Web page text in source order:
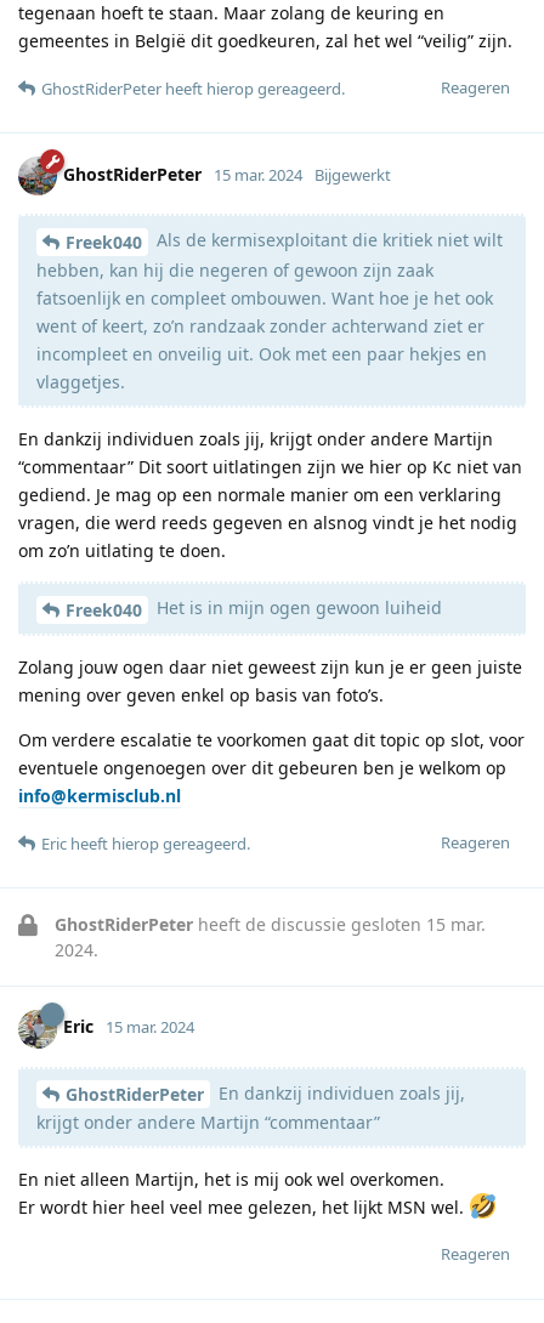
tegenaan hoeft te staan. Maar zolang de keuring en
gemeentes in België dit goedkeuren, zal het wel “veilig” zijn.
Reageren
GhostRiderPeter heeft hierop gereageerd.
GhostRiderPeter 15 mar. 2024 Bijgewerkt
Freek040
Als de kermisexploitant die kritiek niet wilt
hebben, kan hij die negeren of gewoon zijn zaak
fatsoenlijk en compleet ombouwen. Want hoe je het ook
went of keert, zo’n randzaak zonder achterwand ziet er
incompleet en onveilig uit. Ook met een paar hekjes en
vlaggetjes.
En dankzij individuen zoals jij, krijgt onder andere Martijn
“commentaar” Dit soort uitlatingen zijn we hier op Kc niet van
gediend. Je mag op een normale manier om een verklaring
vragen, die werd reeds gegeven en alsnog vindt je het nodig
om zo’n uitlating te doen.
Freek040 Het is in mijn ogen gewoon luiheid
Zolang jouw ogen daar niet geweest zijn kun je er geen juiste
mening over geven enkel op basis van foto’s.
Om verdere escalatie te voorkomen gaat dit topic op slot, voor
eventuele ongenoegen over dit gebeuren ben je welkom op
info@kermisclub.nl
Reageren
Eric heeft hierop gereageerd.
GhostRiderPeter heeft de discussie gesloten 15 mar.
2024.
Eric 15 mar. 2024
GhostRiderPeter
En dankzij individuen zoals jij,
krijgt onder andere Martijn “commentaar”
En niet alleen Martijn, het is mij ook wel overkomen.
Er wordt hier heel veel mee gelezen, het lijkt MSN wel.
Reageren